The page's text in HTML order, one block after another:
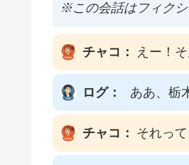
※この会話はフィクシ
チャコ： えー！
ログ： ああ、栃
チャコ： それっ